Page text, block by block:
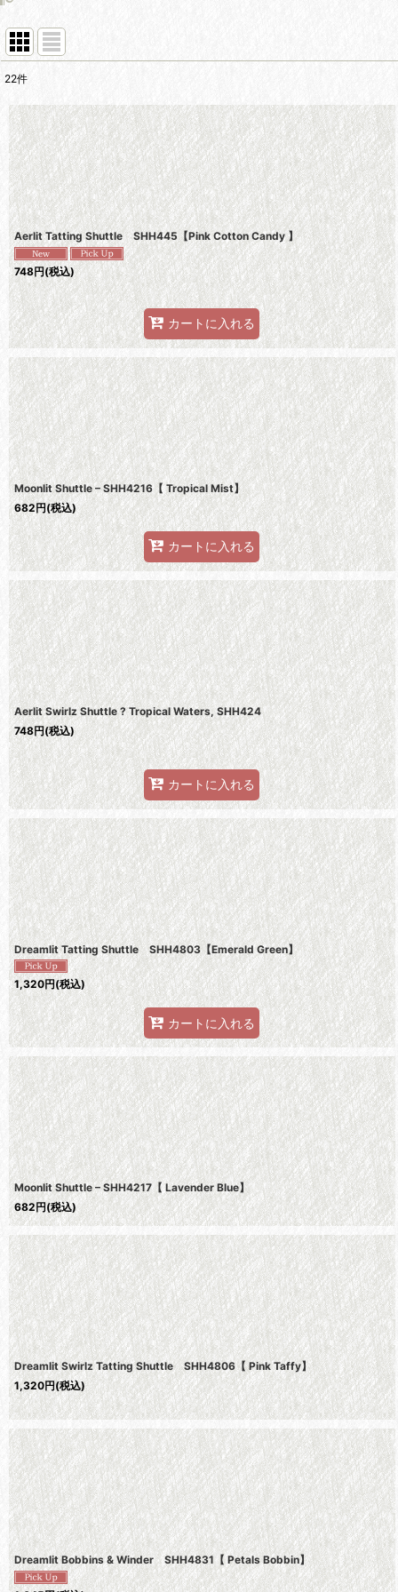
並び順 :
22件
Aerlit Tatting Shuttle SHH445【Pink Cotton Candy 】
748円(税込)
カートに入れる
Moonlit Shuttle – SHH4216【 Tropical Mist】
682円(税込)
カートに入れる
Aerlit Swirlz Shuttle ? Tropical Waters, SHH424
748円(税込)
カートに入れる
Dreamlit Tatting Shuttle SHH4803【Emerald Green】
1,320円(税込)
カートに入れる
Moonlit Shuttle – SHH4217【 Lavender Blue】
682円(税込)
Dreamlit Swirlz Tatting Shuttle SHH4806【 Pink Taffy】
1,320円(税込)
Dreamlit Bobbins & Winder SHH4831【 Petals Bobbin】